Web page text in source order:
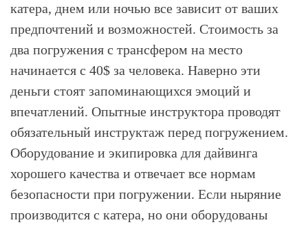
катера, днем или ночью все зависит от ваших
предпочтений и возможностей. Стоимость за
два погружения с трансфером на место
начинается с 40$ за человека. Наверно эти
деньги стоят запоминающихся эмоций и
впечатлений. Опытные инструктора проводят
обязательный инструктаж перед погружением.
Оборудование и экипировка для дайвинга
хорошего качества и отвечает все нормам
безопасности при погружении. Если ныряние
производится с катера, но они оборудованы